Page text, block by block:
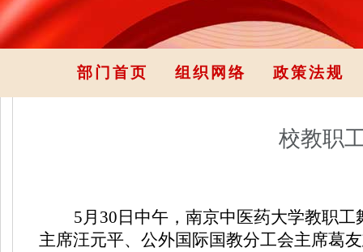
部门首页 组织网络 政策法规
校教职
5月 30 日中午，南京中医药大学教职
主席汪元平、公外国际国教分工会主席葛